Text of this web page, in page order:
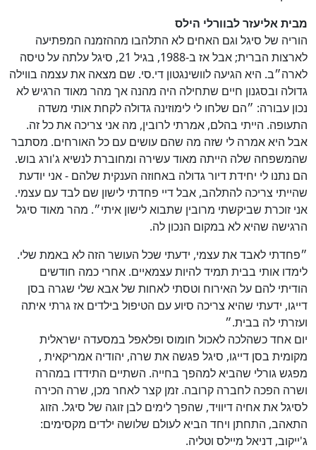
מבית אליעזר לבוורלי הילס
הוריה של סיגל וגם האחים לא התלהבו מההזמנה המפתיעה
לארצות הברית; אבל אז ב-1988, בגיל 21, סיגל עלתה על טיסה
לארה״ב. היא הגיעה לוושינגטון די.סי. שם מצאה את עצמה בווילה
גדולה ובסגנון חיים שתחילה היה מהנה אך מהר מאוד הרגיש לא
נכון עבורה: ״הם שלחו לי לימוזינה גדולה לקחת אותי משדה
התעופה. הייתי בהלם, אמרתי לרובין, מה אני צריכה את כל זה.
אבל היא אמרה לי שזה מה שהם עושים עם כל האורחים. מסתבר
שהמשפחה שלה הייתה מאוד עשירה ומחוברת לנשיא ג'ורג בוש.
הם נתנו לי יחידת דיור גדולה באחוזה הענקית שלהם - אני יודעת
שהייתי צריכה להתלהב, אבל דיי פחדתי לישון שם לבד עם עצמי.
אני זוכרת שביקשתי מרובין שתבוא לישון איתי״. מהר מאוד סיגל
הרגישה שהיא לא במקום הנכון לה.
״פחדתי לאבד את עצמי, ידעתי שכל העושר הזה לא באמת שלי.
לימדו אותי בבית תמיד להיות עצמאיים. אחרי כמה חודשים
הודיתי להם על האירוח וטסתי לאחות של אבא שלי שגרה בסן
דייגו, ידעתי שהיא צריכה סיוע עם הטיפול בילדים אז גרתי איתה
ועזרתי לה בבית.״
יום אחד כשהלכה לאכול חומוס ופלאפל במסעדה ישראלית
מקומית בסן דייגו, סיגל פגשה את שרה, יהודיה אמריקאית ,
מפגש גורלי שהביא למהפך בחייה. השתיים התידדו במהרה
ושרה הפכה לחברה קרובה. זמן קצר לאחר מכן, שרה הכירה
לסיגל את אחיה דיוויד, שהפך לימים לבן זוגה של סיגל. הזוג
התאהב, התחתן ויחד הביא לעולם שלושה ילדים מקסימים:
ג'ייקוב, דניאל מיילס וטליה.